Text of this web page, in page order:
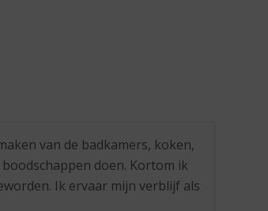
van de badkamers, koken,
doen. Kortom ik
Ik ervaar mijn verblijf als